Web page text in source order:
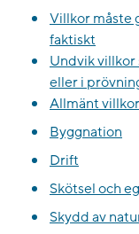
Villkor måste
faktiskt
Undvik villkor
eller i
Allmänt villkor
Byggnation
Drift
Skötsel och
Skydd av